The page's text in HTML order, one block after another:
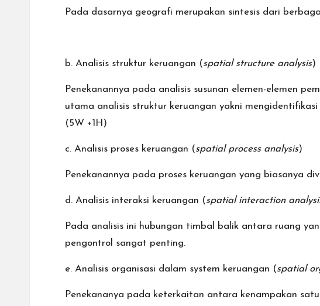
Pada dasarnya geografi merupakan sintesis dari
b. Analisis struktur keruangan (spatial structure analysis)
Penekanannya pada analisis susunan elemen-elemen
utama analisis struktur keruangan yakni
(5W +1H)
c. Analisis proses keruangan (spatial process analysis)
Penekanannya pada proses keruangan yang biasanya
d. Analisis interaksi keruangan (spatial interaction
Pada analisis ini hubungan timbal balik antara ruang
pengontrol sangat penting.
e. Analisis organisasi dalam system keruangan (spatial
Penekananya pada keterkaitan antara kenampakan